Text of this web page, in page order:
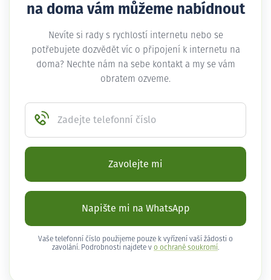
na doma vám můžeme nabídnout
Nevíte si rady s rychlostí internetu nebo se
potřebujete dozvědět víc o připojení k internetu na
doma? Nechte nám na sebe kontakt a my se vám
obratem ozveme.
Zadejte telefonní číslo
Zavolejte mi
Napište mi na WhatsApp
Vaše telefonní číslo použijeme pouze k vyřízení vaší žádosti o
zavolání. Podrobnosti najdete v o ochraně soukromí .